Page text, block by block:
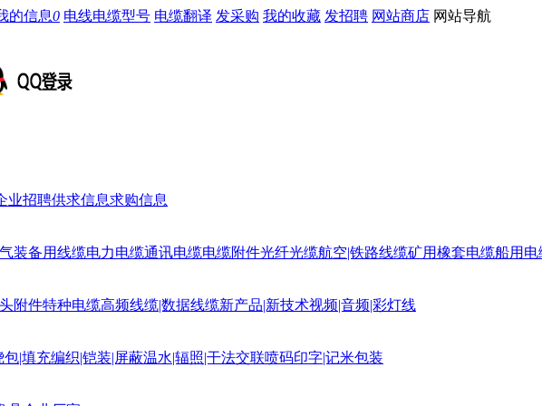
的信息0 电线电缆型号 电缆翻译 发采购 我的收藏 发招聘 网站商店 网站导航
业招聘供求信息求购信息
装备用线缆电力电缆通讯电缆电缆附件光纤光缆航空|铁路线缆矿用橡套电缆船用电
附件特种电缆高频线缆|数据线缆新产品|新技术视频|音频|彩灯线
包|填充编织|铠装|屏蔽温水|辐照|干法交联喷码印字|记米包装